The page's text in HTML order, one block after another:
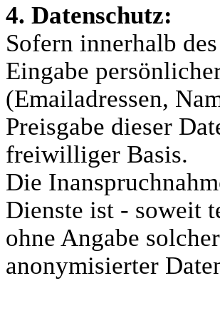
4. Datenschutz:
Sofern innerhalb
Eingabe
(Emailadressen,
Preisgabe dieser
freiwilliger Basis.
Die
Dienste ist - soweit
ohne Angabe
anonymisierter